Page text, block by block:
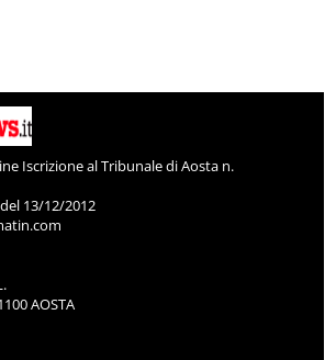
Iscrizione al Tribunale di Aosta n.
13/12/2012
AOSTA